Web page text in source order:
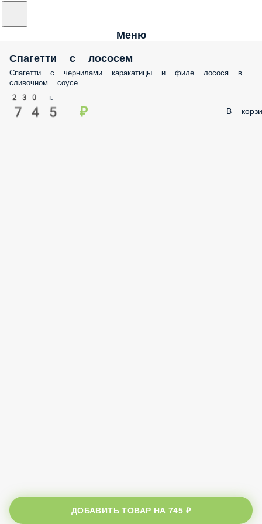
Меню
Спагетти с лососем
Спагетти с чернилами каракатицы и филе лосося в
сливочном соусе
230 г.
745 ₽ В
ДОБАВИТЬ ТОВАР НА745 ₽